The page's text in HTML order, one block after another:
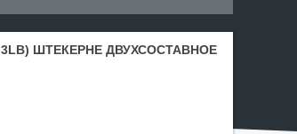
3LB) ШТЕКЕРНЕ ДВУХСОСТАВНОЕ